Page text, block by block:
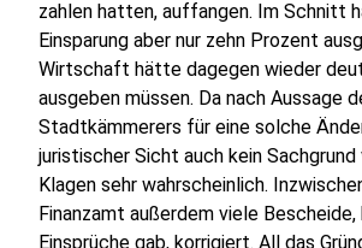
zahlen hatten, auffangen. Im Schnitt
Einsparung aber nur zehn Prozent
Wirtschaft hätte dagegen wieder
ausgeben müssen. Da nach Aussage
Stadtkämmerers für eine solche
juristischer Sicht auch kein
Klagen sehr wahrscheinlich.
Finanzamt außerdem viele Bescheide,
Einsprüche gab, korrigiert. All das